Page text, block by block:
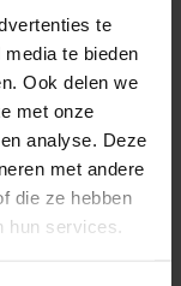
te
te bieden
Ook delen we
met onze
analyse. Deze
met andere
die ze hebben
hun services.
hof ten
tijdens het
één der
van een
aangegane
van